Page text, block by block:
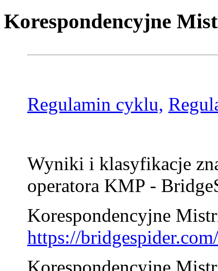
Korespondencyjne
Regulamin cyklu,
Wyniki i klasyfikacje
operatora KMP -
Korespondencyjne
https://